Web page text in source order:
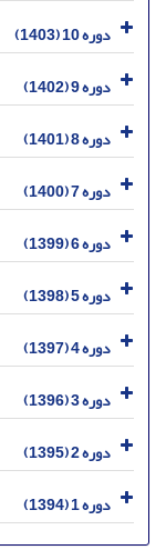
دوره 10 (1403)
دوره 9 (1402)
دوره 8 (1401)
دوره 7 (1400)
دوره 6 (1399)
دوره 5 (1398)
دوره 4 (1397)
دوره 3 (1396)
دوره 2 (1395)
دوره 1 (1394)